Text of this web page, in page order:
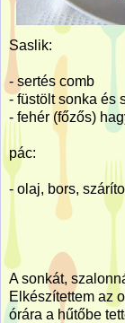
Saslik:
- sertés comb
- füstölt sonka és
- fehér (főzős)
pác:
- olaj, bors,
A sonkát,
Elkészítettem az
órára a hűtőbe